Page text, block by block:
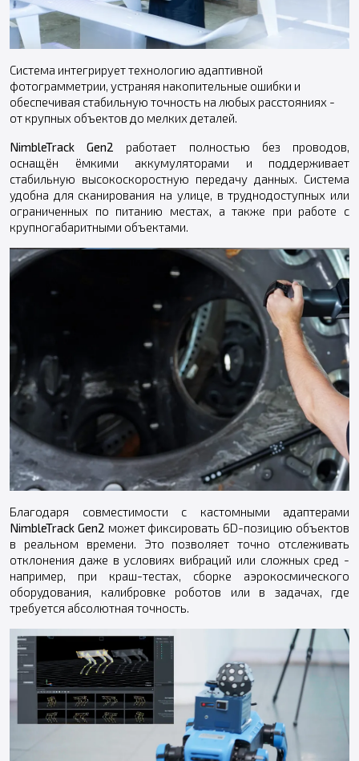
Система интегрирует технологию адаптивной
фотограмметрии, устраняя накопительные ошибки и
обеспечивая стабильную точность на любых расстояниях -
от крупных объектов до мелких деталей.
NimbleTrack Gen2 работает полностью без проводов,
оснащён ёмкими аккумуляторами и поддерживает
стабильную высокоскоростную передачу данных. Система
удобна для сканирования на улице, в труднодоступных или
ограниченных по питанию местах, а также при работе с
крупногабаритными объектами.
Благодаря совместимости с кастомными адаптерами
NimbleTrack Gen2 может фиксировать 6D-позицию объектов
в реальном времени. Это позволяет точно отслеживать
отклонения даже в условиях вибраций или сложных сред -
например, при краш-тестах, сборке аэрокосмического
оборудования, калибровке роботов или в задачах, где
требуется абсолютная точность.